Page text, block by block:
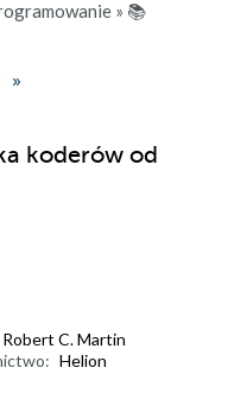
» 📚
koderów od
Robert C. Martin
Helion